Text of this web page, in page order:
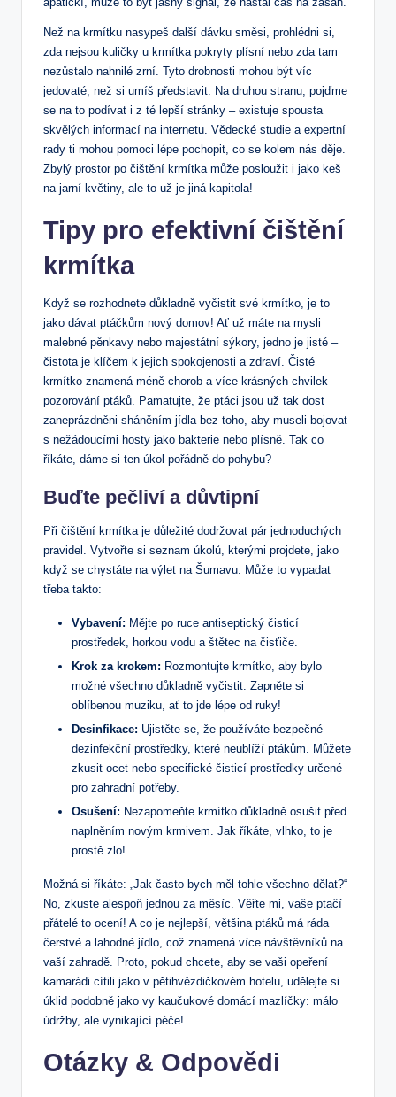
Než na krmítku nasypeš další dávku směsi, prohlédni si,
zda nejsou kuličky u krmítka pokryty plísní nebo zda tam
nezůstalo nahnilé zrní. Tyto drobnosti mohou být víc
jedovaté, než si umíš představit. Na druhou stranu, pojďme
se na to podívat i z té lepší stránky – existuje spousta
skvělých informací na internetu. Vědecké studie a expertní
rady ti mohou pomoci lépe pochopit, co se kolem nás děje.
Zbylý prostor po čištění krmítka může posloužit i jako keš
na jarní květiny, ale to už je jiná kapitola!
Tipy pro efektivní čištění
krmítka
Když se rozhodnete důkladně vyčistit své krmítko, je to
jako dávat ptáčkům nový domov! Ať už máte na mysli
malebné pěnkavy nebo majestátní sýkory, jedno je jisté –
čistota je klíčem k jejich spokojenosti a zdraví. Čisté
krmítko znamená méně chorob a více krásných chvilek
pozorování ptáků. Pamatujte, že ptáci jsou už tak dost
zaneprázdněni sháněním jídla bez toho, aby museli bojovat
s nežádoucími hosty jako bakterie nebo plísně. Tak co
říkáte, dáme si ten úkol pořádně do pohybu?
Buďte pečliví a důvtipní
Při čištění krmítka je důležité dodržovat pár jednoduchých
pravidel. Vytvořte si seznam úkolů, kterými projdete, jako
když se chystáte na výlet na Šumavu. Může to vypadat
třeba takto:
Vybavení: Mějte po ruce antiseptický čisticí
prostředek, horkou vodu a štětec na čisťiče.
Krok za krokem: Rozmontujte krmítko, aby bylo
možné všechno důkladně vyčistit. Zapněte si
oblíbenou muziku, ať to jde lépe od ruky!
Desinfikace: Ujistěte se, že používáte bezpečné
dezinfekční prostředky, které neublíží ptákům. Můžete
zkusit ocet nebo specifické čisticí prostředky určené
pro zahradní potřeby.
Osušení: Nezapomeňte krmítko důkladně osušit před
naplněním novým krmivem. Jak říkáte, vlhko, to je
prostě zlo!
Možná si říkáte: „Jak často bych měl tohle všechno dělat?“
No, zkuste alespoň jednou za měsíc. Věřte mi, vaše ptačí
přátelé to ocení! A co je nejlepší, většina ptáků má ráda
čerstvé a lahodné jídlo, což znamená více návštěvníků na
vaší zahradě. Proto, pokud chcete, aby se vaši opeření
kamarádi cítili jako v pětihvězdičkovém hotelu, udělejte si
úklid podobně jako vy kaučukové domácí mazlíčky: málo
údržby, ale vynikající péče!
Otázky & Odpovědi